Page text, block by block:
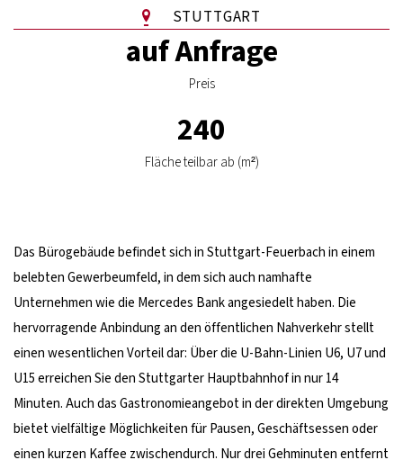
STUTTGART
auf Anfrage
Preis
240
Fläche teilbar ab (m²)
Das Bürogebäude befindet sich in Stuttgart-Feuerbach in einem
belebten Gewerbeumfeld, in dem sich auch namhafte
Unternehmen wie die Mercedes Bank angesiedelt haben. Die
hervorragende Anbindung an den öffentlichen Nahverkehr stellt
einen wesentlichen Vorteil dar: Über die U-Bahn-Linien U6, U7 und
U15 erreichen Sie den Stuttgarter Hauptbahnhof in nur 14
Minuten. Auch das Gastronomieangebot in der direkten Umgebung
bietet vielfältige Möglichkeiten für Pausen, Geschäftsessen oder
einen kurzen Kaffee zwischendurch. Nur drei Gehminuten entfernt